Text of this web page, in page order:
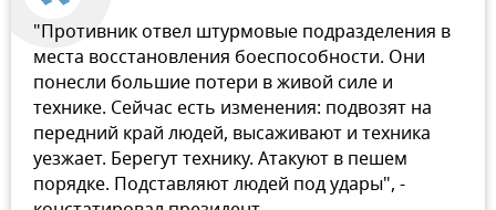
"Противник отвел штурмовые подразделения в
места восстановления боеспособности. Они
понесли большие потери в живой силе и
технике. Сейчас есть изменения: подвозят на
передний край людей, высаживают и техника
уезжает. Берегут технику. Атакуют в пешем
порядке. Подставляют людей под удары", -